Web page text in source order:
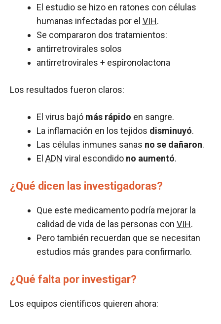
El estudio se hizo en ratones con células
humanas infectadas por el VIH.
Se compararon dos tratamientos:
antirretrovirales solos
antirretrovirales + espironolactona
Los resultados fueron claros:
El virus bajó más rápido en sangre.
La inflamación en los tejidos disminuyó.
Las células inmunes sanas no se dañaron.
El ADN viral escondido no aumentó.
¿Qué dicen las investigadoras?
Que este medicamento podría mejorar la
calidad de vida de las personas con VIH.
Pero también recuerdan que se necesitan
estudios más grandes para confirmarlo.
¿Qué falta por investigar?
Los equipos científicos quieren ahora: